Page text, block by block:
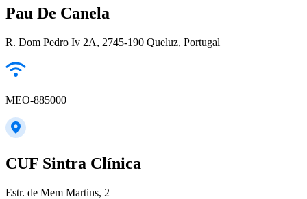
Pau De Canela
R. Dom Pedro Iv 2A, 2745-190 Queluz, Portugal
MEO-885000
CUF Sintra Clínica
Estr. de Mem Martins, 2